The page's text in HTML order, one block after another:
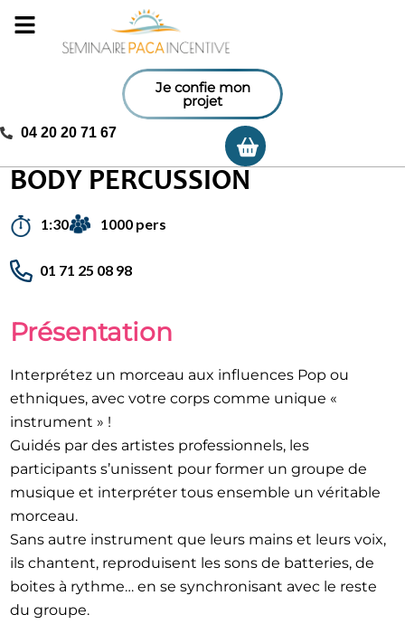
Je confie mon
projet
04 20 20 71 67
Body percussion
BODY PERCUSSION
1:30 1000 pers
01 71 25 08 98
Présentation
Interprétez un morceau aux influences Pop ou
ethniques, avec votre corps comme unique «
instrument » !
Guidés par des artistes professionnels, les
participants s’unissent pour former un groupe de
musique et interpréter tous ensemble un véritable
morceau.
Sans autre instrument que leurs mains et leurs voix,
ils chantent, reproduisent les sons de batteries, de
boites à rythme… en se synchronisant avec le reste
du groupe.